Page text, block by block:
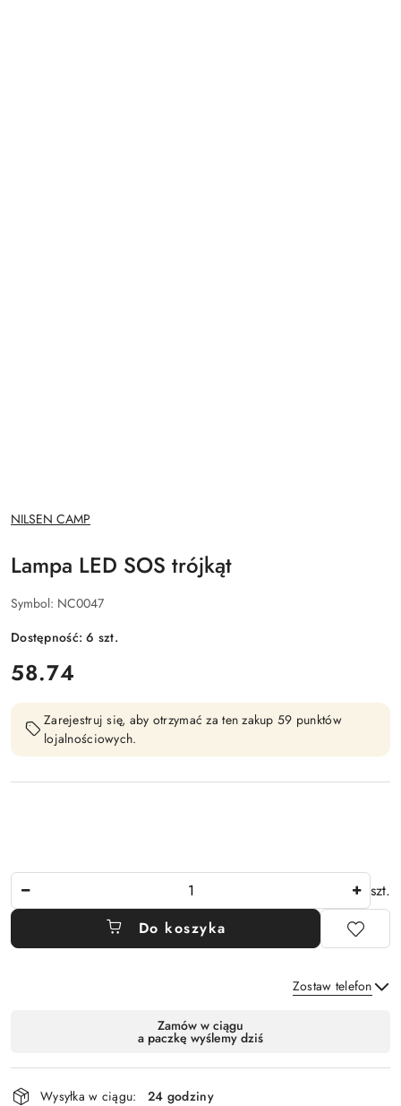
NAZWA
PRODUCENTA:
NILSEN CAMP
Lampa LED SOS trójkąt
Symbol: NC0047
Dostępność:6 szt.
cena:
58.74
Zarejestruj się, aby otrzymać za ten zakup 59 punktów
lojalnościowych.
szt.
Do koszyka
Zostaw telefon
Wyślij
dostawa
Zamów w ciągu
a paczkę wyślemy dziś
Wysyłka w ciągu:
24 godziny